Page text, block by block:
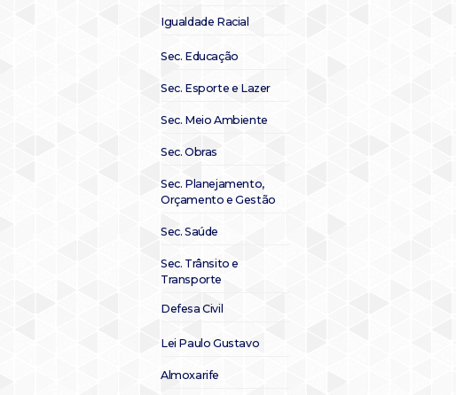
Igualdade Racial
Sec. Educação
Sec. Esporte e Lazer
Sec. Meio Ambiente
Sec. Obras
Sec. Planejamento,
Orçamento e Gestão
Sec. Saúde
Sec. Trânsito e
Transporte
Defesa Civil
Lei Paulo Gustavo
Almoxarife